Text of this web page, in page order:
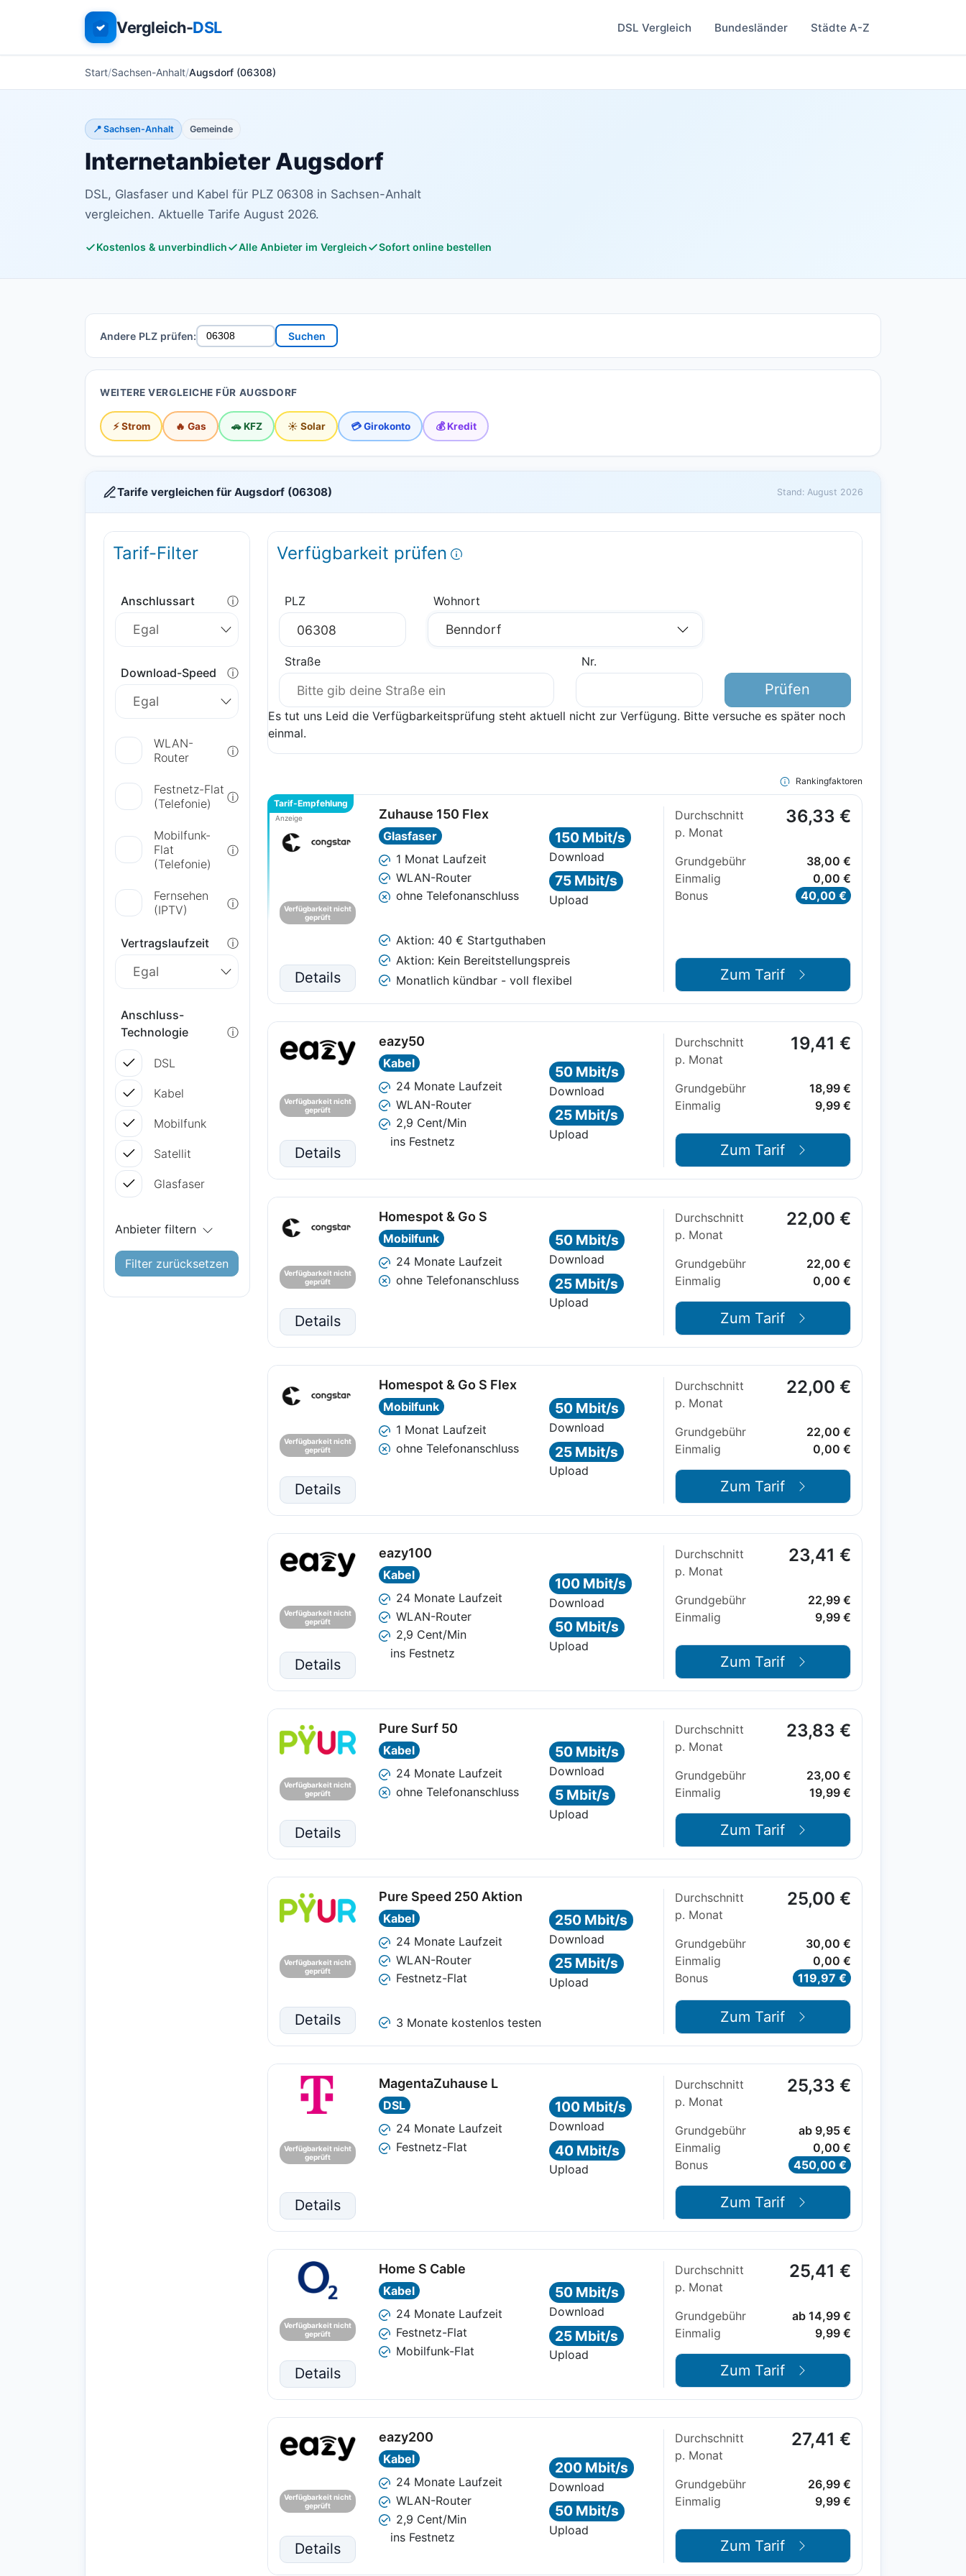
Vergleich-DSL DSL Vergleich Bundesländer Städte A-Z
Start Sachsen-Anhalt Augsdorf (06308)
📍 Sachsen-Anhalt Gemeinde
Internetanbieter Augsdorf
DSL, Glasfaser und Kabel für PLZ 06308 in Sachsen-Anhalt
vergleichen. Aktuelle Tarife August 2026.
Kostenlos & unverbindlich Alle Anbieter im Vergleich Sofort online bestellen
Andere PLZ prüfen: Suchen
WEITERE VERGLEICHE FÜR AUGSDORF
⚡ Strom 🔥 Gas 🚗 KFZ ☀️ Solar 💳 Girokonto 💰 Kredit
Tarife vergleichen für Augsdorf (06308) Stand: August 2026